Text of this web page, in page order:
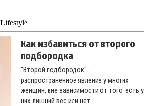
Lifestyle
Как избавиться от второго
подбородка
"Второй подбородок" -
распространенное явление у многих
женщин, вне зависимости от того, есть у
них лишний вес или нет. ...